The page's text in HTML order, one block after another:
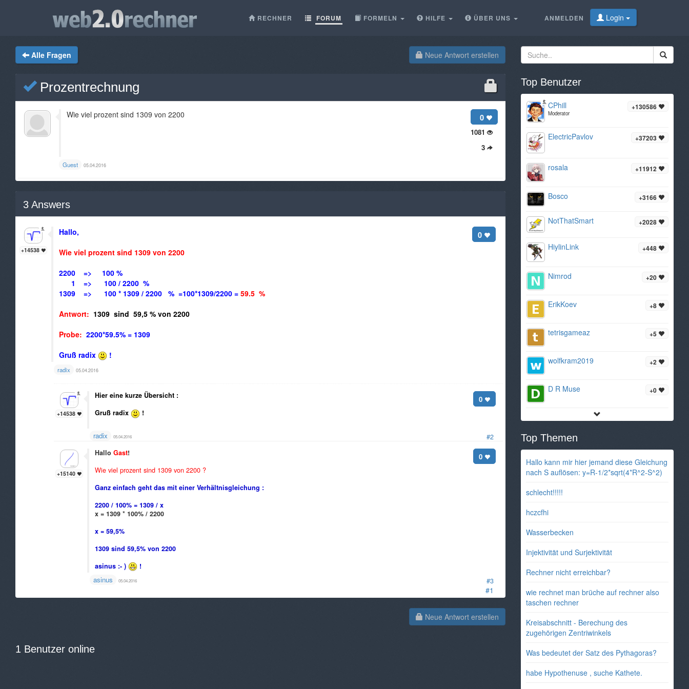
ANMELDEN Login
RECHNER FORUM FORMELN HILFE ÜBER UNS
Neue Antwort erstellen
Alle Fragen
Prozentrechnung
0
1081
3
Wie viel prozent sind 1309 von 2200
Guest 05.04.2016
3 Answers
#1
+14538
0
Hallo,
Wie viel prozent sind 1309 von 2200
2200 => 100 %
1 => 100 / 2200 %
1309 => 100 * 1309 / 2200 % =100*1309/2200 = 59.5 %
Antwort: 1309 sind 59,5 % von 2200
Probe: 2200*59.5% = 1309
Gruß radix
!
radix 05.04.2016
#2
+14538
0
Hier eine kurze Übersicht :
Gruß radix
!
radix 05.04.2016
#3
+15140
0
Hallo Gast!
Wie viel prozent sind 1309 von 2200 ?
Ganz einfach geht das mit einer Verhältnisgleichung :
2200 / 100% = 1309 / x
x = 1309 * 100% / 2200
x = 59,5%
1309 sind 59,5% von 2200
asinus :- )
!
asinus 05.04.2016
Neue Antwort erstellen
1 Benutzer online
Top Benutzer
+130586
CPhill
Moderator
+37203
ElectricPavlov
+11912
rosala
+3166
Bosco
+2028
NotThatSmart
+448
HiylinLink
+20
Nimrod
+8
ErikKoev
+5
tetrisgameaz
+2
wolfkram2019
+0
D R Muse
Top Themen
Hallo kann mir hier jemand diese Gleichung
nach S auflösen: y=R-1/2*sqrt(4*R^2-S^2)
schlecht!!!!!
hczcfhi
Wasserbecken
Injektivität und Surjektivität
Rechner nicht erreichbar?
wie rechnet man brüche auf rechner also
taschen rechner
Kreisabschnitt - Berechung des
zugehörigen Zentriwinkels
Was bedeutet der Satz des Pythagoras?
habe Hypothenuse , suche Kathete.